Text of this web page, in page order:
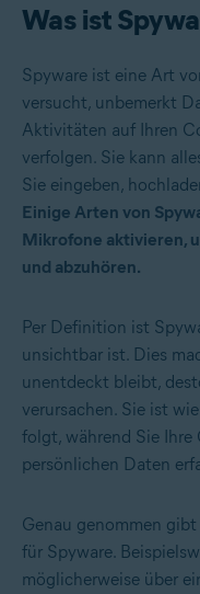
Was ist
Spyware ist eine Art
versucht, unbemerkt
Aktivitäten auf Ihren
verfolgen. Sie kann
Sie eingeben,
Einige Arten von
Mikrofone aktivieren,
und abzuhören.
Per Definition ist
unsichtbar ist. Dies
unentdeckt bleibt,
verursachen. Sie ist
folgt, während Sie Ihre
persönlichen Daten
Genau genommen
für Spyware.
möglicherweise über